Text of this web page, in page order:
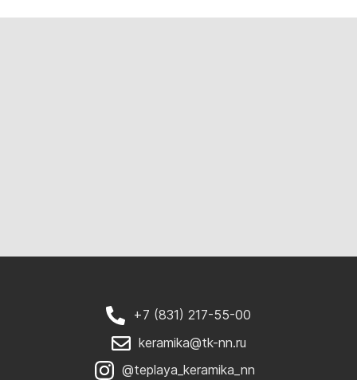
+7 (831) 217-55-00
keramika@tk-nn.ru
@teplaya_keramika_nn